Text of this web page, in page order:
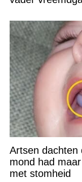
Artsen dachten
mond had
met stomheid